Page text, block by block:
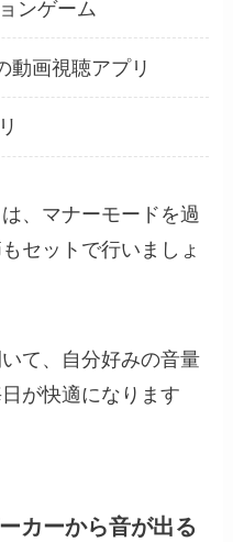
ンゲーム
動画視聴アプリ
、マナーモードを過
セットで行いましょ
て、自分好みの音量
が快適になります
カーから音が出る